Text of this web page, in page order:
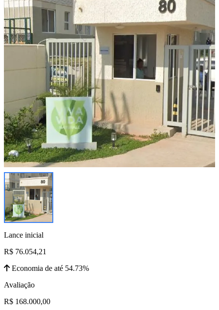
Lance inicial
R$ 76.054,21
Economia de até 54.73%
Avaliação
R$ 168.000,00